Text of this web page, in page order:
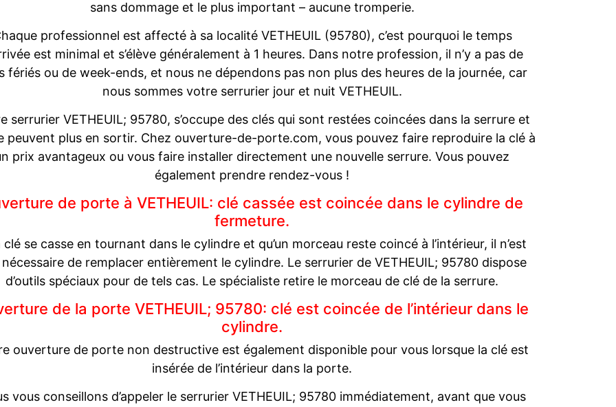
sans dommage et le plus important – aucune tromperie.
professionnel est affecté à sa localité VETHEUIL (95780), c’est pourquoi le temps
est minimal et s’élève généralement à 1 heures. Dans notre profession, il n’y a pas de
fériés ou de week-ends, et nous ne dépendons pas non plus des heures de la journée, car
nous sommes votre serrurier jour et nuit VETHEUIL.
serrurier VETHEUIL; 95780, s’occupe des clés qui sont restées coincées dans la serrure et
peuvent plus en sortir. Chez ouverture-de-porte.com, vous pouvez faire reproduire la clé à
prix avantageux ou vous faire installer directement une nouvelle serrure. Vous pouvez
également prendre rendez-vous !
de porte à VETHEUIL: clé cassée est coincée dans le cylindre de
fermeture.
clé se casse en tournant dans le cylindre et qu’un morceau reste coincé à l’intérieur, il n’est
nécessaire de remplacer entièrement le cylindre. Le serrurier de VETHEUIL; 95780 dispose
d’outils spéciaux pour de tels cas. Le spécialiste retire le morceau de clé de la serrure.
de la porte VETHEUIL; 95780: clé est coincée de l’intérieur dans le
cylindre.
ouverture de porte non destructive est également disponible pour vous lorsque la clé est
insérée de l’intérieur dans la porte.
vous conseillons d’appeler le serrurier VETHEUIL; 95780 immédiatement, avant que vous